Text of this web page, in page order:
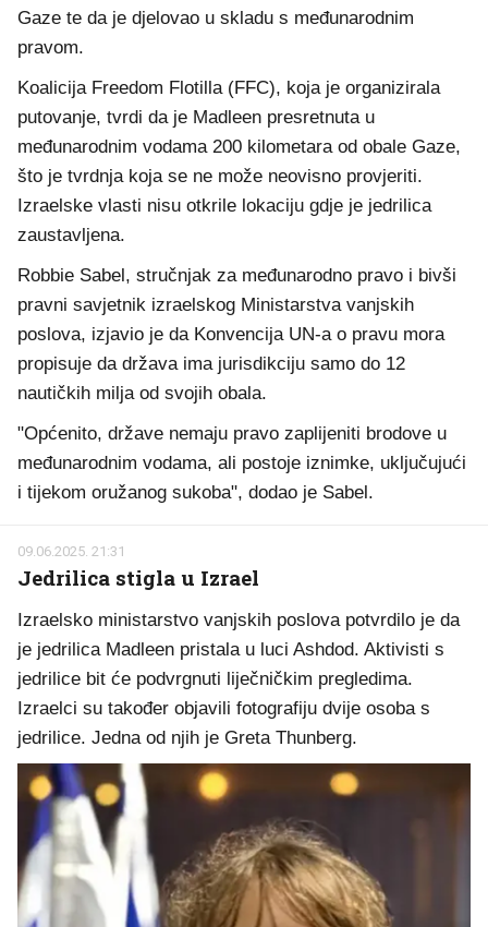
Gaze te da je djelovao u skladu s međunarodnim
pravom.
Koalicija Freedom Flotilla (FFC), koja je organizirala
putovanje, tvrdi da je Madleen presretnuta u
međunarodnim vodama 200 kilometara od obale Gaze,
što je tvrdnja koja se ne može neovisno provjeriti.
Izraelske vlasti nisu otkrile lokaciju gdje je jedrilica
zaustavljena.
Robbie Sabel, stručnjak za međunarodno pravo i bivši
pravni savjetnik izraelskog Ministarstva vanjskih
poslova, izjavio je da Konvencija UN-a o pravu mora
propisuje da država ima jurisdikciju samo do 12
nautičkih milja od svojih obala.
"Općenito, države nemaju pravo zaplijeniti brodove u
međunarodnim vodama, ali postoje iznimke, uključujući
i tijekom oružanog sukoba", dodao je Sabel.
09.06.2025. 21:31
Jedrilica stigla u Izrael
Izraelsko ministarstvo vanjskih poslova potvrdilo je da
je jedrilica Madleen pristala u luci Ashdod. Aktivisti s
jedrilice bit će podvrgnuti liječničkim pregledima.
Izraelci su također objavili fotografiju dvije osoba s
jedrilice. Jedna od njih je Greta Thunberg.